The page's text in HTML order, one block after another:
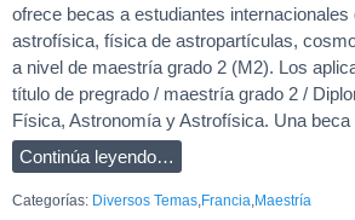
ofrece becas a estudiantes
astrofísica, física de astropartículas,
a nivel de maestría grado 2 (M2). Los
título de pregrado / maestría grado 2 /
Física, Astronomía y Astrofísica. Una
Continúa leyendo…
Categorías: Diversos Temas,Francia,Maestría